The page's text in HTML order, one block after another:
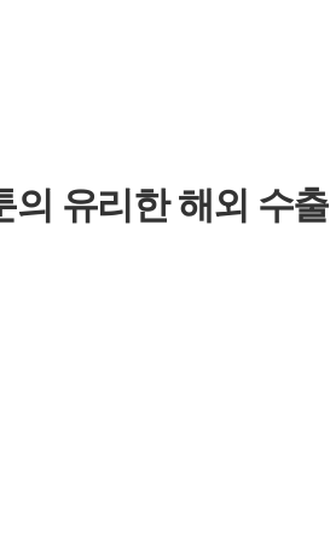
의 유리한 해외 수출